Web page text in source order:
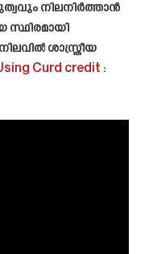
നിലനിർത്താൻ
സ്ഥിരമായി
ശാസ്ത്രീയ
Curd credit :